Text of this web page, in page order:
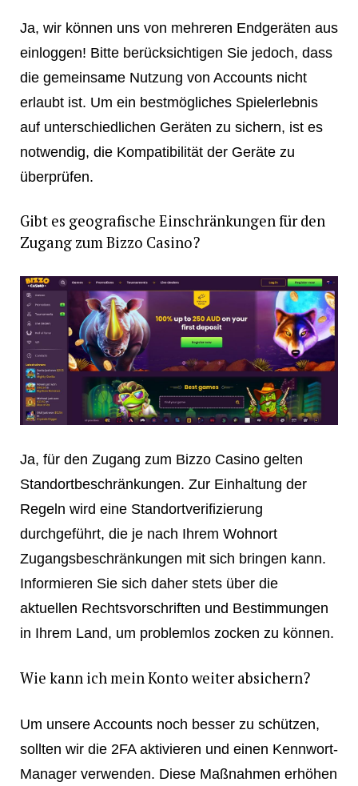
Ja, wir können uns von mehreren Endgeräten aus
einloggen! Bitte berücksichtigen Sie jedoch, dass
die gemeinsame Nutzung von Accounts nicht
erlaubt ist. Um ein bestmögliches Spielerlebnis
auf unterschiedlichen Geräten zu sichern, ist es
notwendig, die Kompatibilität der Geräte zu
überprüfen.
Gibt es geografische Einschränkungen für den
Zugang zum Bizzo Casino?
Ja, für den Zugang zum Bizzo Casino gelten
Standortbeschränkungen. Zur Einhaltung der
Regeln wird eine Standortverifizierung
durchgeführt, die je nach Ihrem Wohnort
Zugangsbeschränkungen mit sich bringen kann.
Informieren Sie sich daher stets über die
aktuellen Rechtsvorschriften und Bestimmungen
in Ihrem Land, um problemlos zocken zu können.
Wie kann ich mein Konto weiter absichern?
Um unsere Accounts noch besser zu schützen,
sollten wir die 2FA aktivieren und einen Kennwort-
Manager verwenden. Diese Maßnahmen erhöhen